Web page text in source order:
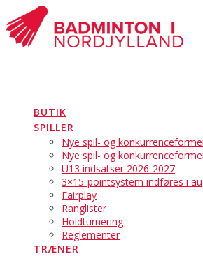
to
content
BUTIK
SPILLER
Nye spil- og
Nye spil- og
U13 indsatser 2026-2027
3×15-pointsystem indføres i
Fairplay
Ranglister
Holdturnering
Reglementer
TRÆNER